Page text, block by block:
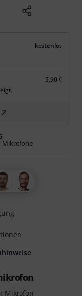
Mikrofon
kostenlos
5,90 €
Mikrofone